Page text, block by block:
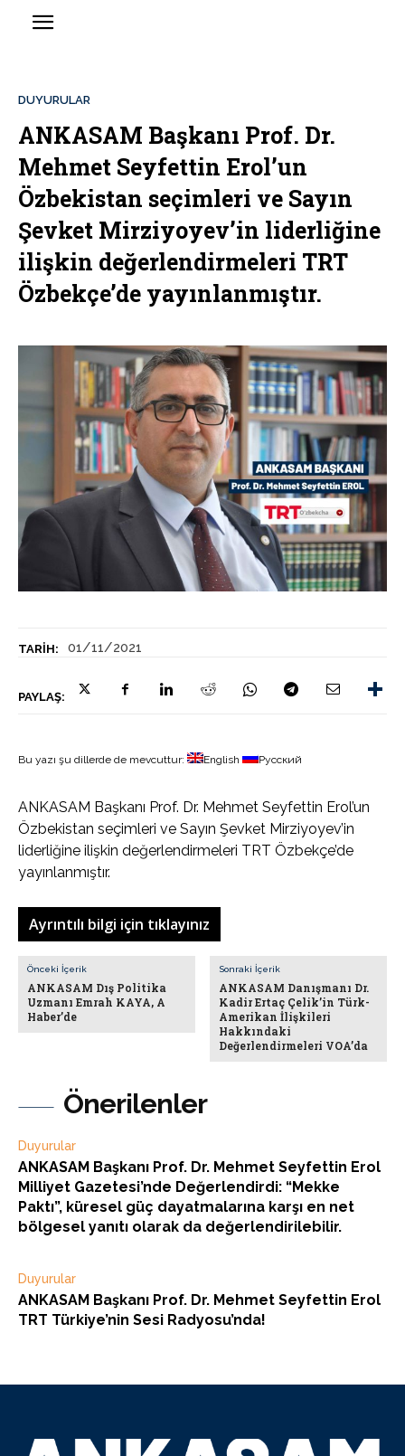
TARIH: 01/11/2021
PAYLAŞ:
DUYURULAR
ANKASAM Başkanı Prof. Dr.
Mehmet Seyfettin Erol’un
Özbekistan seçimleri ve Sayın
Şevket Mirziyoyev’in liderliğine
ilişkin değerlendirmeleri TRT
Özbekçe’de yayınlanmıştır.
Önerilenler
Duyurular
ANKASAM Başkanı Prof. Dr. Mehmet Seyfettin Erol
Milliyet Gazetesi’nde Değerlendirdi: “Mekke
Paktı”, küresel güç dayatmalarına karşı en net
bölgesel yanıtı olarak da değerlendirilebilir.
Duyurular
ANKASAM Başkanı Prof. Dr. Mehmet Seyfettin Erol
TRT Türkiye’nin Sesi Radyosu’nda!
Bu yazı şu dillerde de mevcuttur: English Русский
ANKASAM Başkanı Prof. Dr. Mehmet Seyfettin Erol’un
Özbekistan seçimleri ve Sayın Şevket Mirziyoyev’in
liderliğine ilişkin değerlendirmeleri TRT Özbekçe’de
yayınlanmıştır.
Ayrıntılı bilgi için tıklayınız
Önceki İçerik
ANKASAM Dış Politika
Uzmanı Emrah KAYA, A
Haber’de
Sonraki İçerik
ANKASAM Danışmanı Dr.
Kadir Ertaç Çelik’in Türk-
Amerikan İlişkileri
Hakkındaki
Değerlendirmeleri VOA’da